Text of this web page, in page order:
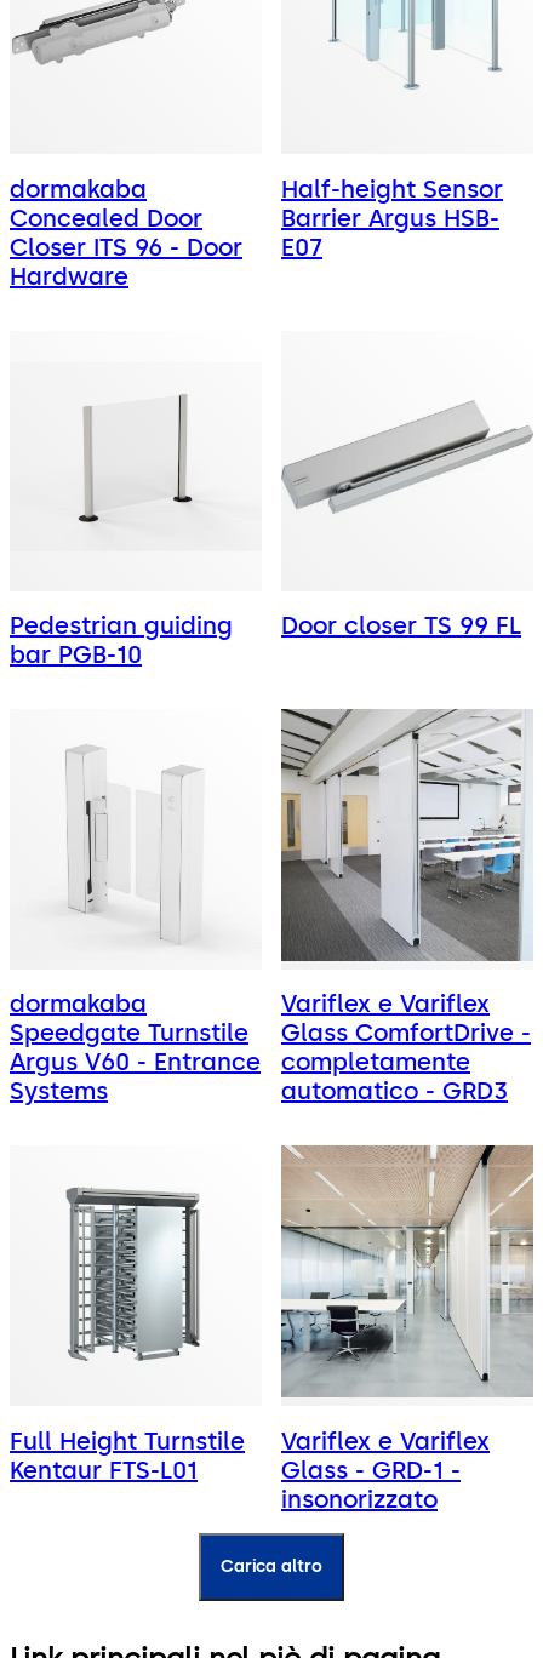
dormakaba
Concealed Door
Closer ITS 96 - Door
Hardware
Half-height Sensor
Barrier Argus HSB-
E07
Pedestrian guiding
bar PGB-10
Door closer TS 99 FL
dormakaba
Speedgate Turnstile
Argus V60 - Entrance
Systems
Variflex e Variflex
Glass ComfortDrive -
completamente
automatico - GRD3
Full Height Turnstile
Kentaur FTS-L01
Variflex e Variflex
Glass - GRD-1 -
insonorizzato
Carica altro